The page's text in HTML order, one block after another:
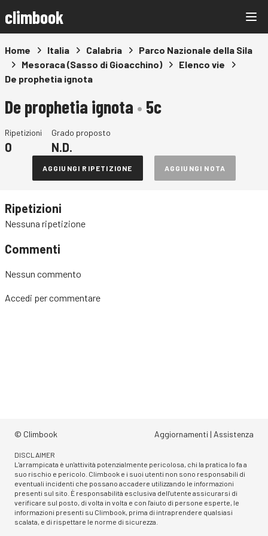
climbook
Home Italia Calabria
Parco Nazionale della Sila
Mesoraca (Sasso di Gioacchino)
Elenco vie
De prophetia ignota
De prophetia ignota • 5c
Ripetizioni
0
Grado proposto
N.D.
AGGIUNGI RIPETIZIONE AGGIUNGI NOTA
Ripetizioni
Nessuna ripetizione
Commenti
Nessun commento
Accedi per commentare
© Climbook Aggiornamenti | Assistenza
DISCLAIMER
L'arrampicata è un'attività potenzialmente pericolosa, chi la pratica lo fa a
suo rischio e pericolo. Climbook e i suoi utenti non sono responsabili di
eventuali incidenti che possano accadere utilizzando le informazioni
presenti sul sito. È responsabilità esclusiva dell'utente assicurarsi di
verificare sul posto, di volta in volta e con l'aiuto di persone esperte, le
informazioni presenti su Climbook, prima di intraprendere qualsiasi
scalata, e di rispettare le norme di sicurezza.